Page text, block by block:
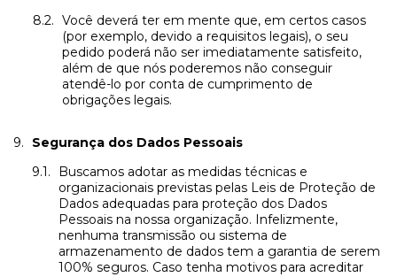
Você deverá ter em mente que, em certos casos
(por exemplo, devido a requisitos legais), o seu
pedido poderá não ser imediatamente satisfeito,
além de que nós poderemos não conseguir
atendê-lo por conta de cumprimento de
obrigações legais.
Segurança dos Dados Pessoais
Buscamos adotar as medidas técnicas e
organizacionais previstas pelas Leis de Proteção de
Dados adequadas para proteção dos Dados
Pessoais na nossa organização. Infelizmente,
nenhuma transmissão ou sistema de
armazenamento de dados tem a garantia de serem
100% seguros. Caso tenha motivos para acreditar